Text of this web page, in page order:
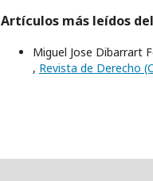
Artículos más leídos
Miguel Jose Dibarrart
, Revista de Derecho